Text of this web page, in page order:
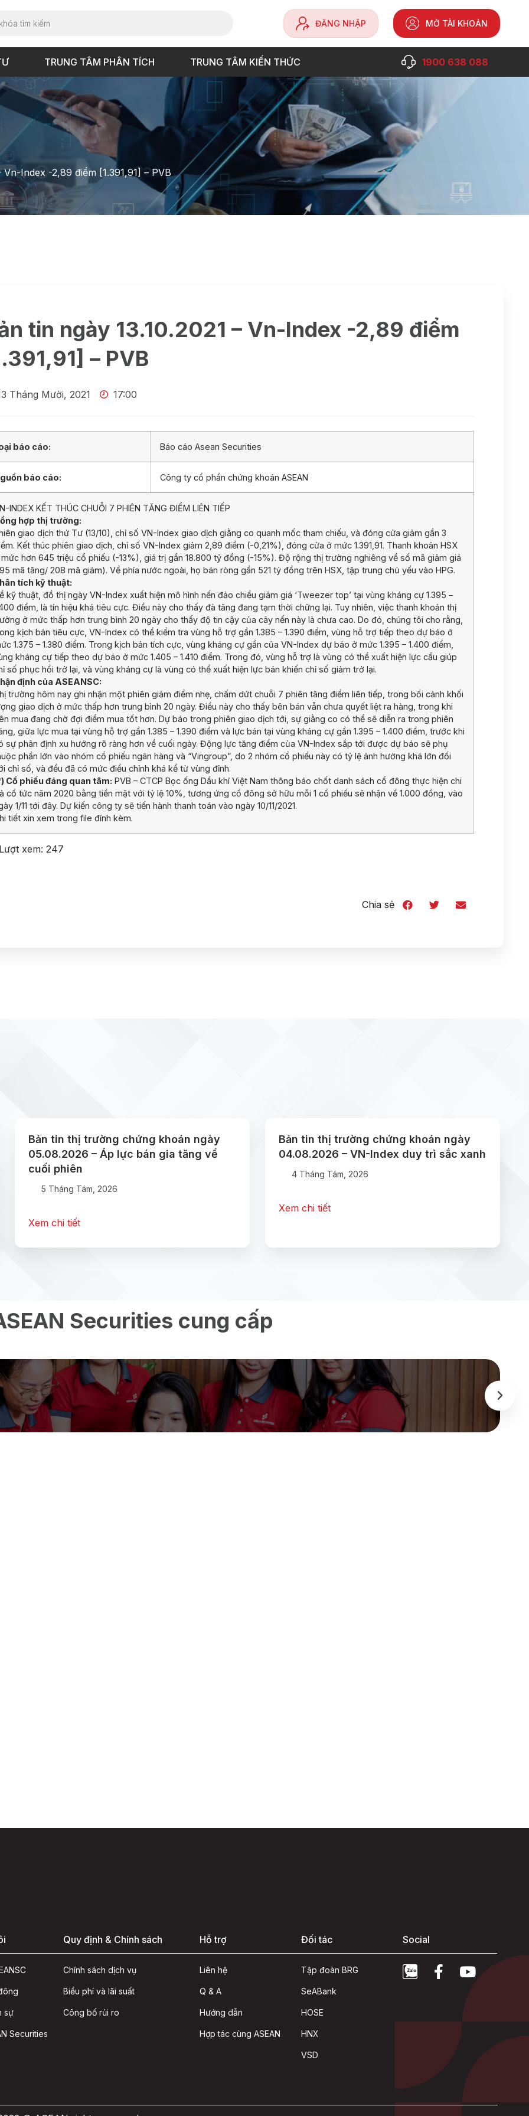
ĐĂNG NHẬP MỞ TÀI KHOẢN
TRUNG TÂM PHÂN TÍCH TRUNG TÂM KIẾN THỨC 1900 638 088
Vn-Index -2,89 điểm [1.391,91] – PVB
tin ngày 13.10.2021 – Vn-Index -2,89 điểm
– PVB
Tháng Mười, 2021 17:00
báo cáo: Báo cáo Asean Securities
báo cáo: Công ty cổ phần chứng khoán ASEAN
INDEX KẾT THÚC CHUỖI 7 PHIÊN TĂNG ĐIỂM LIÊN TIẾP
hợp thị trường:
giao dịch thứ Tư (13/10), chỉ số VN-Index giao dịch giằng co quanh mốc tham chiếu, và đóng cửa giảm gần 3
Kết thúc phiên giao dịch, chỉ số VN-Index giảm 2,89 điểm (-0,21%), đóng cửa ở mức 1.391,91. Thanh khoản HSX
hơn 645 triệu cổ phiếu (-13%), giá trị gần 18.800 tỷ đồng (-15%). Độ rộng thị trường nghiêng về số mã giảm giá
mã tăng/ 208 mã giảm). Về phía nước ngoài, họ bán ròng gần 521 tỷ đồng trên HSX, tập trung chủ yếu vào HPG.
tích kỹ thuật:
kỹ thuật, đồ thị ngày VN-Index xuất hiện mô hình nến đảo chiều giảm giá ‘Tweezer top’ tại vùng kháng cự 1.395 –
điểm, là tín hiệu khá tiêu cực. Điều này cho thấy đà tăng đang tạm thời chững lại. Tuy nhiên, việc thanh khoản thị
ở mức thấp hơn trung bình 20 ngày cho thấy độ tin cậy của cây nến này là chưa cao. Do đó, chúng tôi cho rằng,
kịch bản tiêu cực, VN-Index có thể kiểm tra vùng hỗ trợ gần 1.385 – 1.390 điểm, vùng hỗ trợ tiếp theo dự báo ở
1.375 – 1.380 điểm. Trong kịch bản tích cực, vùng kháng cự gần của VN-Index dự báo ở mức 1.395 – 1.400 điểm,
kháng cự tiếp theo dự báo ở mức 1.405 – 1.410 điểm. Trong đó, vùng hỗ trợ là vùng có thể xuất hiện lực cầu giúp
số phục hồi trở lại, và vùng kháng cự là vùng có thể xuất hiện lực bán khiến chỉ số giảm trở lại.
định của ASEANSC:
trường hôm nay ghi nhận một phiên giảm điểm nhẹ, chấm dứt chuỗi 7 phiên tăng điểm liên tiếp, trong bối cảnh khối
giao dịch ở mức thấp hơn trung bình 20 ngày. Điều này cho thấy bên bán vẫn chưa quyết liệt ra hàng, trong khi
mua đang chờ đợi điểm mua tốt hơn. Dự báo trong phiên giao dịch tới, sự giằng co có thể sẽ diễn ra trong phiên
giữa lực mua tại vùng hỗ trợ gần 1.385 – 1.390 điểm và lực bán tại vùng kháng cự gần 1.395 – 1.400 điểm, trước khi
sự phân định xu hướng rõ ràng hơn về cuối ngày. Động lực tăng điểm của VN-Index sắp tới được dự báo sẽ phụ
phần lớn vào nhóm cổ phiếu ngân hàng và “Vingroup”, do 2 nhóm cổ phiếu này có tỷ lệ ảnh hưởng khá lớn đối
chỉ số, và đều đã có mức điều chỉnh khá kể từ vùng đỉnh.
Cổ phiếu đáng quan tâm: PVB – CTCP Bọc ống Dầu khí Việt Nam thông báo chốt danh sách cổ đông thực hiện chi
cổ tức năm 2020 bằng tiền mặt với tỷ lệ 10%, tương ứng cổ đông sở hữu mỗi 1 cổ phiếu sẽ nhận về 1.000 đồng, vào
1/11 tới đây. Dự kiến công ty sẽ tiến hành thanh toán vào ngày 10/11/2021.
tiết xin xem trong file đính kèm.
xem: 247
Chia sẻ
Bản tin thị trường chứng khoán ngày
05.08.2026 – Áp lực bán gia tăng về
cuối phiên
5 Tháng Tám, 2026
Xem chi tiết
Bản tin thị trường chứng khoán ngày
04.08.2026 – VN-Index duy trì sắc xanh
4 Tháng Tám, 2026
Xem chi tiết
Securities cung cấp
sự
Securities
Quy định & Chính sách
Chính sách dịch vụ
Biểu phí và lãi suất
Công bố rủi ro
Hỗ trợ
Liên hệ
Q & A
Hướng dẫn
Hợp tác cùng ASEAN
Đối tác
Tập đoàn BRG
SeABank
HOSE
HNX
VSD
Social